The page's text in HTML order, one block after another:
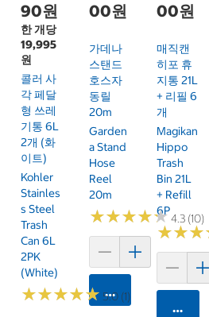
90원
한 개당
19,995
원
콜러 사
각 페달
형 쓰레
기통 6L
2개 (화
이트)
Kohler
Stainles
S Steel
Trash
Can 6L
2PK
(White)
★★★★★
★★★★★ 5.0 (1)
00원
가데나
스탠드
호스자
동릴
20m
Garden
A Stand
Hose
Reel
20m
★★★★★
★★★★★4.3 (10)
카트에 담기
00원
매직캔
히포 휴
지통 21L
+ 리필 6
개
Magikan
Hippo
Trash
Bin 21L
+ Refill
6P
★★★
★★★
카트에